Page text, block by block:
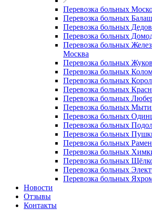
Перевозка больных
Перевозка больных
Перевозка больных
Перевозка больных
Перевозка больных
Москва
Перевозка больных
Перевозка больных
Перевозка больных
Перевозка больных
Перевозка больных
Перевозка больных
Перевозка больных
Перевозка больных
Перевозка больных
Перевозка больных
Перевозка больных
Перевозка больных
Перевозка больных
Перевозка больных
Новости
Отзывы
Контакты